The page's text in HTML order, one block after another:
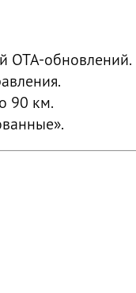
OTA-обновлений.
90 км.